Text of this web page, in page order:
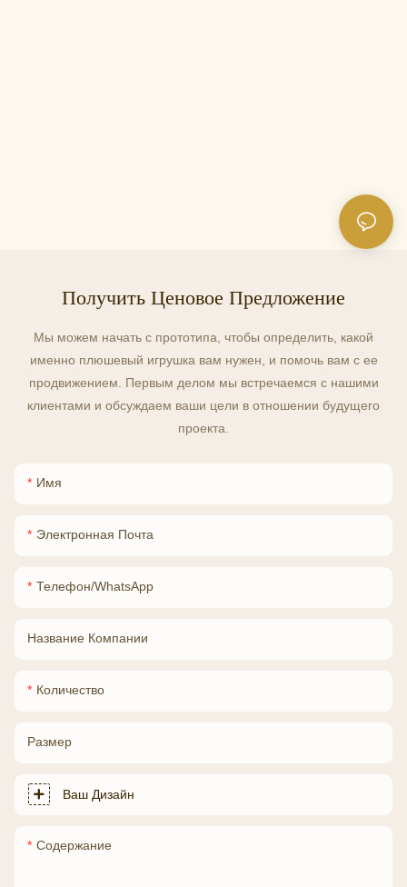
Получить Ценовое Предложение
Мы можем начать с прототипа, чтобы определить, какой
именно плюшевый игрушка вам нужен, и помочь вам с ее
продвижением. Первым делом мы встречаемся с нашими
клиентами и обсуждаем ваши цели в отношении будущего
проекта.
Имя
Электронная Почта
Телефон/WhatsApp
Название Компании
Количество
Размер
Ваш Дизайн
Содержание